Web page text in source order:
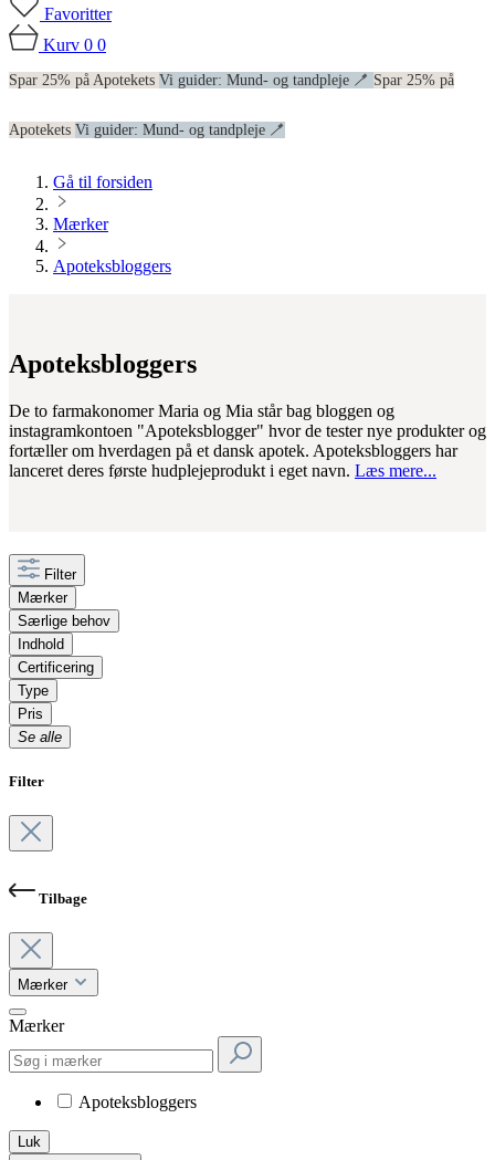
Favoritter
Kurv 0 0
Spar 25% på Apotekets Vi guider: Mund- og tandpleje 🪥 Spar 25% på
Apotekets Vi guider: Mund- og tandpleje 🪥
Gå til forsiden
Mærker
Apoteksbloggers
Apoteksbloggers
De to farmakonomer Maria og Mia står bag bloggen og
instagramkontoen "Apoteksblogger" hvor de tester nye produkter og
fortæller om hverdagen på et dansk apotek. Apoteksbloggers har
lanceret deres første hudplejeprodukt i eget navn. Læs mere...
Filter
Mærker
Særlige behov
Indhold
Certificering
Type
Pris
Se alle
Filter
Tilbage
Mærker
Mærker
Apoteksbloggers
Luk